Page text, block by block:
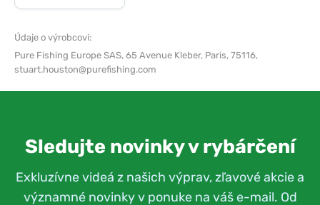
Údaje o výrobcovi:
Pure Fishing Europe SAS, 65 Avenue Kleber, Paris, 75116,
stuart.houston@purefishing.com
Sledujte novinky v rybárčení
Exkluzívne videá z našich výprav, zľavové akcie a
významné novinky v ponuke na váš e-mail. Od